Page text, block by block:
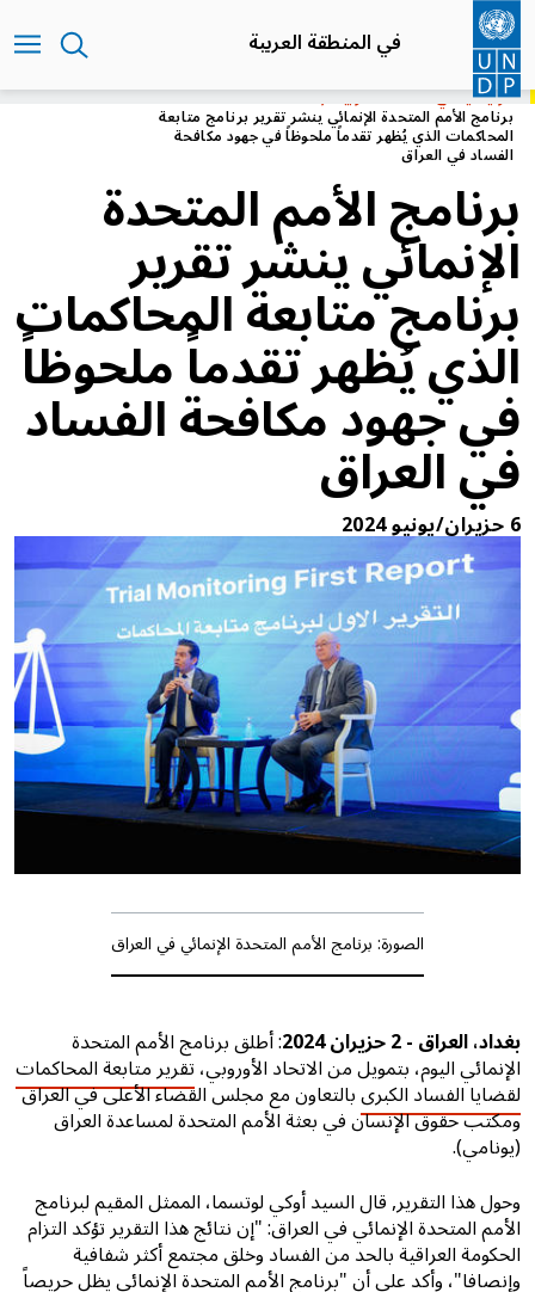
تجاوز
إلى
المحتوى
الرئيسي
في المنطقة العربية
الرئيسيةفي المنطقة العربية
برنامج الأمم المتحدة الإنمائي ينشر تقرير برنامج متابعة
المحاكمات الذي يُظهر تقدماً ملحوظاً في جهود مكافحة
الفساد في العراق
برنامج الأمم المتحدة
الإنمائي ينشر تقرير
برنامج متابعة المحاكمات
الذي يُظهر تقدماً ملحوظاً
في جهود مكافحة الفساد
في العراق
6 حزيران/يونيو 2024
الصورة: برنامج الأمم المتحدة الإنمائي في العراق
بغداد، العراق - 2 حزيران 2024 : أطلق برنامج الأمم المتحدة
الإنمائي اليوم، بتمويل من الاتحاد الأوروبي،تقرير متابعة المحاكمات
لقضايا الفساد الكبرىبالتعاون مع مجلس القضاء الأعلى في العراق
ومكتب حقوق الإنسان في بعثة الأمم المتحدة لمساعدة العراق
(يونامي).
وحول هذا التقرير, قال السيد أوكي لوتسما، الممثل المقيم لبرنامج
الأمم المتحدة الإنمائي في العراق: "إن نتائج هذا التقرير تؤكد التزام
الحكومة العراقية بالحد من الفساد وخلق مجتمع أكثر شفافية
وإنصافا"، وأكد على أن "برنامج الأمم المتحدة الإنمائي يظل حريصاً